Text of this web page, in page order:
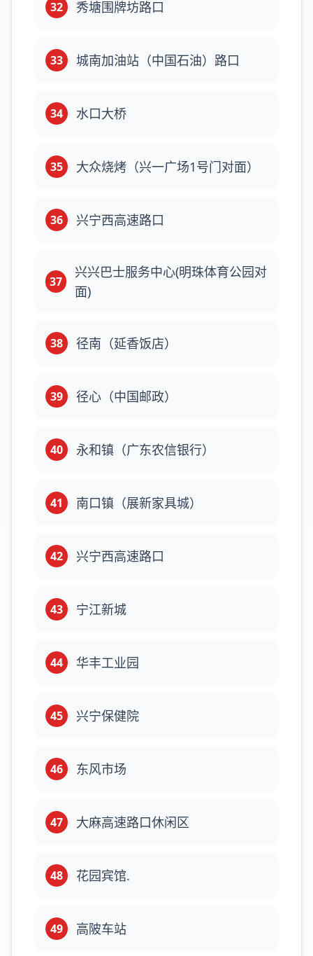
32 秀塘围牌坊路口
33 城南加油站（中国石油）路口
34 水口大桥
35 大众烧烤（兴一广场1号门对面）
36 兴宁西高速路口
37
兴兴巴士服务中心(明珠体育公园对
面)
38 径南（延香饭店）
39 径心（中国邮政）
40 永和镇（广东农信银行）
41 南口镇（展新家具城）
42 兴宁西高速路口
43 宁江新城
44 华丰工业园
45 兴宁保健院
46 东风市场
47 大麻高速路口休闲区
48 花园宾馆.
49 高陂车站